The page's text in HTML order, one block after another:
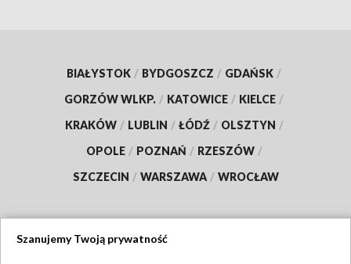
BIAŁYSTOK / BYDGOSZCZ / GDAŃSK /
GORZÓW WLKP. / KATOWICE / KIELCE /
KRAKÓW / LUBLIN / ŁÓDŹ / OLSZTYN /
OPOLE / POZNAŃ / RZESZÓW /
SZCZECIN / WARSZAWA / WROCŁAW
Szanujemy Twoją prywatność